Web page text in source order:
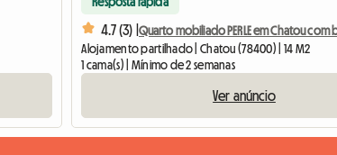
4.7 (3) |
Alojamento partilhado | Chatou (78400) | 14 M2
1 cama(s) | Mínimo de 2 semanas
Ver anúncio